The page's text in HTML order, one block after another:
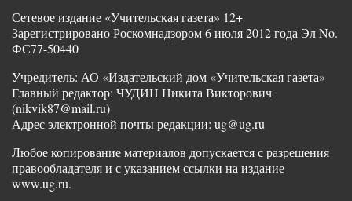
Сетевое издание «Учительская газета» 12+
Зарегистрировано Роскомнадзором 6 июля 2012 года Эл No.
ФС77-50440
Учредитель: АО «Издательский дом «Учительская газета»
Главный редактор: ЧУДИН Никита Викторович
(nikvik87@mail.ru)
Адрес электронной почты редакции: ug@ug.ru
Любое копирование материалов допускается с разрешения
правообладателя и с указанием ссылки на издание
www.ug.ru.